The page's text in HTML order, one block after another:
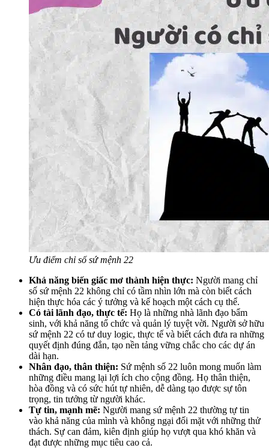
Ưu điểm chỉ số sứ mệnh 22
Khả năng biến giấc mơ thành hiện thực: Người mang chỉ
số sứ mệnh 22 không chỉ có tầm nhìn lớn mà còn biết cách
hiện thực hóa các ý tưởng và kế hoạch một cách cụ thể.
Có tài lãnh đạo, thực tế: Họ là những nhà lãnh đạo bẩm
sinh, với khả năng tổ chức và quản lý tuyệt vời. Người sở hữu
sứ mệnh 22 có tư duy logic, thực tế và biết cách đưa ra những
quyết định đúng đắn, tạo nền tảng vững chắc cho các dự án
dài hạn.
Nhân đạo, thân thiện: Sứ mệnh số 22 luôn mong muốn làm
những điều mang lại lợi ích cho cộng đồng. Họ thân thiện,
hòa đồng và có sức hút tự nhiên, dễ dàng tạo được sự tôn
trọng, tin tưởng từ người khác.
Tự tin, mạnh mẽ: Người mang sứ mệnh 22 thường tự tin
vào khả năng của mình và không ngại đối mặt với những thử
thách. Sự can đảm, kiên định giúp họ vượt qua khó khăn và
đạt được những mục tiêu cao cả.